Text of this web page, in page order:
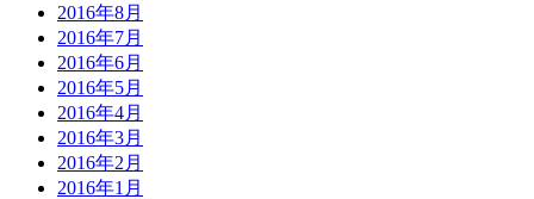
2016年8月
2016年7月
2016年6月
2016年5月
2016年4月
2016年3月
2016年2月
2016年1月